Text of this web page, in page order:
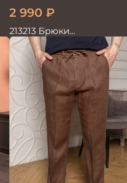
2 990 ₽
213213 Брюки
мужскиетрикотажные